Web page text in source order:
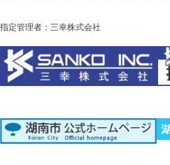
指定管理者：三幸株式会社